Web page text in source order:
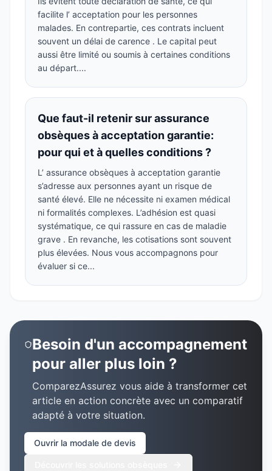
facilite l’ acceptation pour les personnes
malades. En contrepartie, ces contrats incluent
souvent un délai de carence . Le capital peut
aussi être limité ou soumis à certaines conditions
au départ....
Que faut-il retenir sur assurance
obsèques à acceptation garantie:
pour qui et à quelles conditions ?
L’ assurance obsèques à acceptation garantie
s’adresse aux personnes ayant un risque de
santé élevé. Elle ne nécessite ni examen médical
ni formalités complexes. L’adhésion est quasi
systématique, ce qui rassure en cas de maladie
grave . En revanche, les cotisations sont souvent
plus élevées. Nous vous accompagnons pour
évaluer si ce...
Besoin d'un accompagnement
pour aller plus loin ?
ComparezAssurez vous aide à transformer cet
article en action concrète avec un comparatif
adapté à votre situation.
Ouvrir la modale de devis